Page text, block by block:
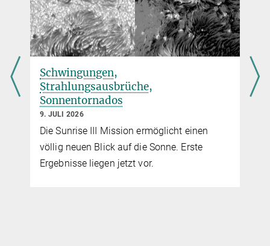
Schwingungen,
Strahlungsausbrüche,
Sonnentornados
9. JULI 2026
Die Sunrise III Mission ermöglicht einen
völlig neuen Blick auf die Sonne. Erste
Ergebnisse liegen jetzt vor.